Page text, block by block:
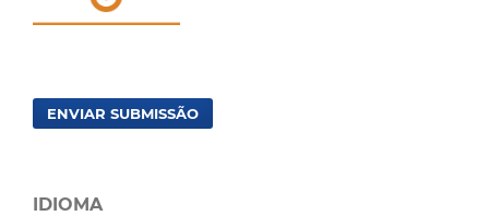
ENVIAR SUBMISSÃO
IDIOMA